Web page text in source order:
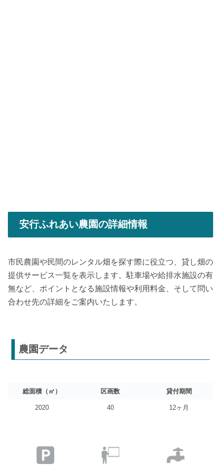
安行ふれあい農園の詳細情報
市民農園や民間のレンタル畑を探す際に役立つ、貸し畑の
提供サービス一覧を表示します。駐車場や給排水施設の有
無など、ポイントとなる施設情報や利用料金、そして問い
合わせ先の詳細をご案内いたします。
農園データ
総面積（㎡） 区画数 貸付期間
2020 40 12ヶ月